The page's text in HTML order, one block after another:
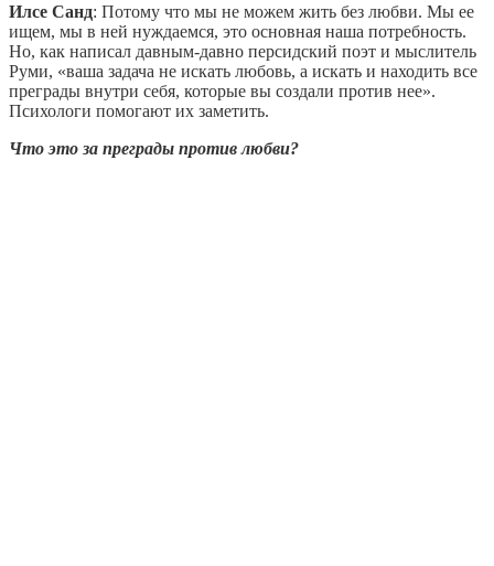
Илсе Санд: Потому что мы не можем жить без любви. Мы ее
ищем, мы в ней нуждаемся, это основная наша потребность.
Но, как написал давным-давно персидский поэт и мыслитель
Руми, «ваша задача не искать любовь, а искать и находить все
преграды внутри себя, которые вы создали против нее».
Психологи помогают их заметить.
Что это за преграды против любви?